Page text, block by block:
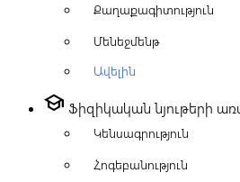
Քաղաքագիտություն
Մենեջմենթ
Ավելին
school Ֆիզիկական նյութերի
Կենսագրություն
Հոգեբանություն